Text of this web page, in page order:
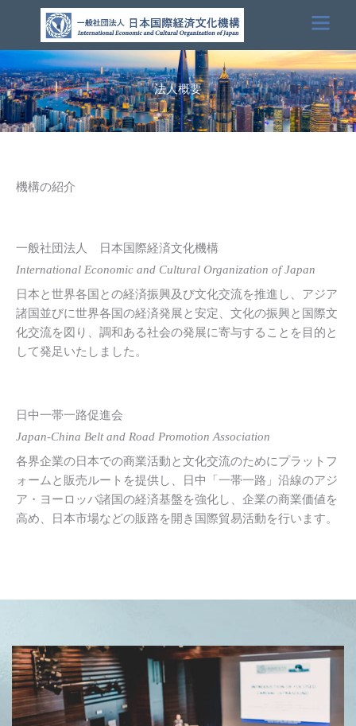
を
ス
キ
ッ
プ
法人概要
機構の紹介
一般社団法人 日本国際経済文化機構
International Economic and Cultural Organization of Japan
日本と世界各国との経済振興及び文化交流を推進し、アジア
諸国並びに世界各国の経済発展と安定、文化の振興と国際文
化交流を図り、調和ある社会の発展に寄与することを目的と
して発足いたしました。
日中一帯一路促進会
Japan-China Belt and Road Promotion Association
各界企業の日本での商業活動と文化交流のためにプラットフ
ォームと販売ルートを提供し、日中「一帯一路」沿線のアジ
ア・ヨーロッパ諸国の経済基盤を強化し、企業の商業価値を
高め、日本市場などの販路を開き国際貿易活動を行います。